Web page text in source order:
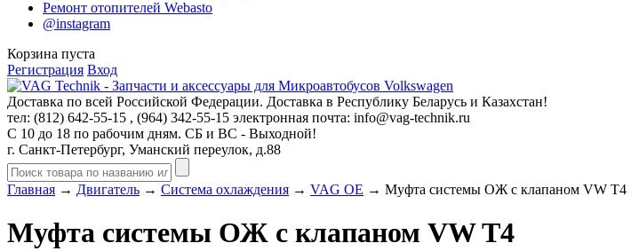
Ремонт отопителей Webasto
@instagram
Корзина пуста
Регистрация Вход
Доставка по всей Российской Федерации. Доставка в Республику Беларусь и Казахстан!
тел: (812) 642-55-15 , (964) 342-55-15 электронная почта: info@vag-technik.ru
С 10 до 18 по рабочим дням. СБ и ВС - Выходной!
г. Санкт-Петербург, Уманский переулок, д.88
Главная → Двигатель → Система охлаждения → VAG OE → Муфта системы ОЖ с клапаном VW T4
Муфта системы ОЖ с клапаном VW T4